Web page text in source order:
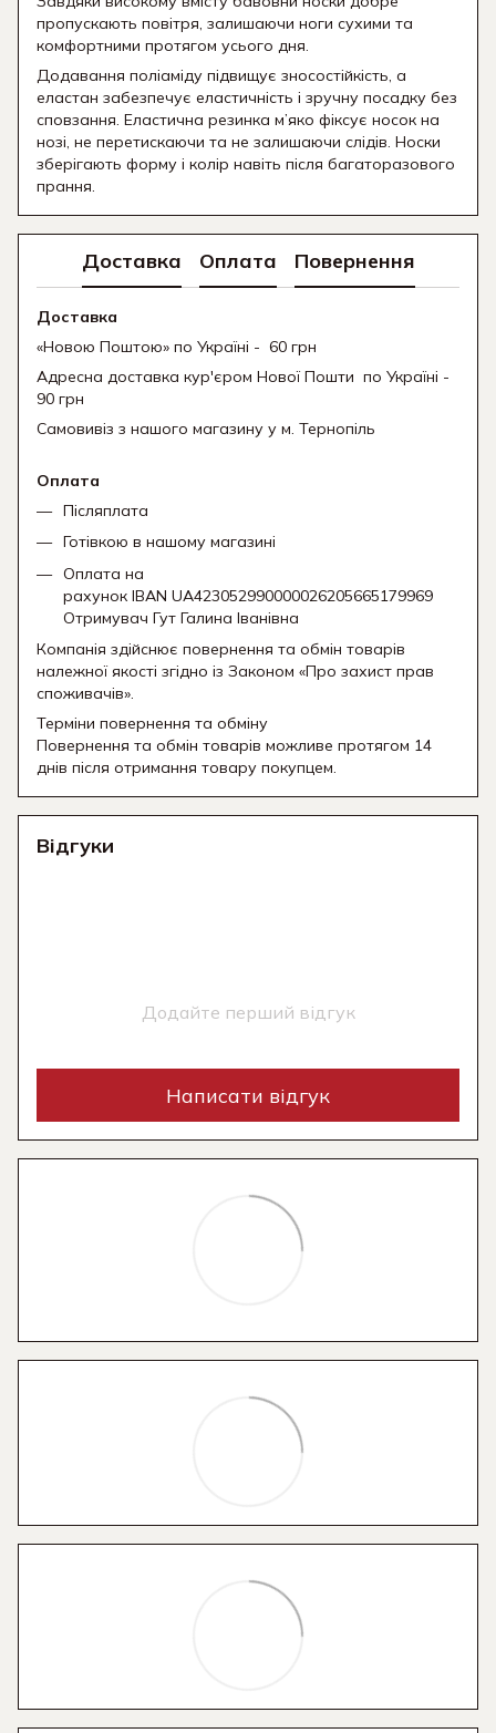
пропускають повітря, залишаючи ноги сухими та
комфортними протягом усього дня.
Додавання поліаміду підвищує зносостійкість, а
еластан забезпечує еластичність і зручну посадку без
сповзання. Еластична резинка м’яко фіксує носок на
нозі, не перетискаючи та не залишаючи слідів. Носки
зберігають форму і колір навіть після багаторазового
прання.
Доставка Оплата Повернення
Доставка
«Новою Поштою» по Україні - 60 грн
Адресна доставка кур'єром Нової Пошти по Україні -
90 грн
Самовивіз з нашого магазину у м. Тернопіль
Оплата
Післяплата
Готівкою в нашому магазині
Оплата на
рахунок IBAN UA423052990000026205665179969
Отримувач Гут Галина Іванівна
Компанія здійснює повернення та обмін товарів
належної якості згідно із Законом «Про захист прав
споживачів».
Терміни повернення та обміну
Повернення та обмін товарів можливе протягом 14
днів після отримання товару покупцем.
Відгуки
Додайте перший відгук
Написати відгук